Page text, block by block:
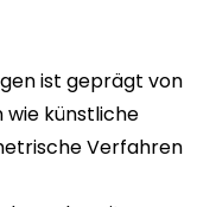
ist geprägt von
wie künstliche
Verfahren